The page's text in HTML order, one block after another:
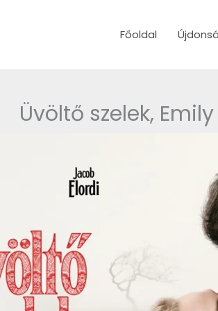
Főoldal
Üvöltő szelek,